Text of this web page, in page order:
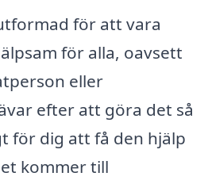
för att vara
för alla, oavsett
eller
efter att göra det så
för dig att få den hjälp
kommer till